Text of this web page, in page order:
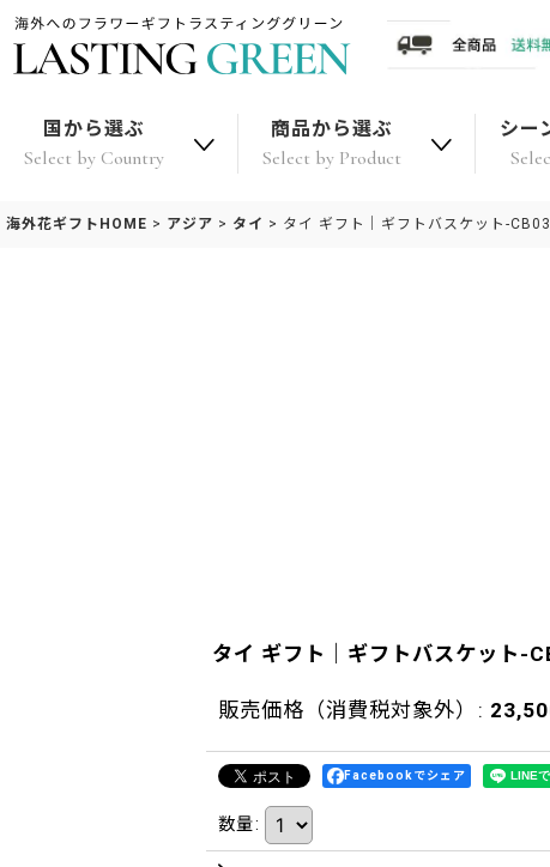
国から選ぶ
Select by Country
商品から選ぶ
Select by Product
シー
海外花ギフトHOME > アジア > タイ > タイ ギフト｜ギフトバスケット-CB03
タイ ギフト｜ギフトバスケット-
販売価格（消費税対象外） :
Facebookでシェア
数量: